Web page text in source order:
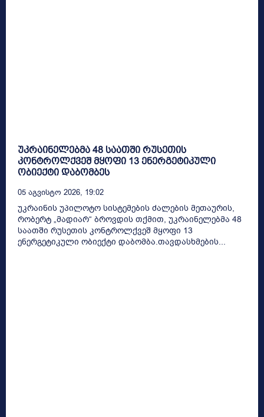
უკრაინელებმა 48 საათში რუსეთის
კონტროლქვეშ მყოფი 13 ენერგეტიკული
ობიექტი დაბომბეს
05 Აგვისტო 2026, 19:02
უკრაინის უპილოტო სისტემების ძალების მეთაურის,
რობერტ „მადიარ“ ბროვდის თქმით, უკრაინელებმა 48
საათში რუსეთის კონტროლქვეშ მყოფი 13
ენერგეტიკული ობიექტი დაბომბა.თავდასხმების...